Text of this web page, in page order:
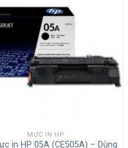
MỰC IN HP
in HP 05A (CE505A) – Dùng